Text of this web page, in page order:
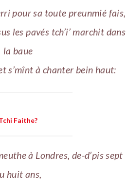
pour sa toute preunmié fais,
les pavés tch’i’ marchit dans
la baue
s’mînt à chanter bein haut:
Faithe?
à Londres, de-d’pis sept
huit ans,